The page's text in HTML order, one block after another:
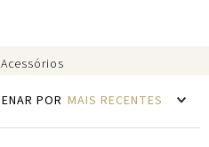
Acessórios
MAIS RECENTES